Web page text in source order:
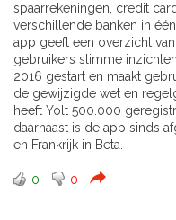
spaarrekeningen, credit
verschillende banken in
app geeft een overzicht
gebruikers slimme
2016 gestart en maakt
de gewijzigde wet en
heeft Yolt 500.000
daarnaast is de app sinds
en Frankrijk in Beta.
0 0